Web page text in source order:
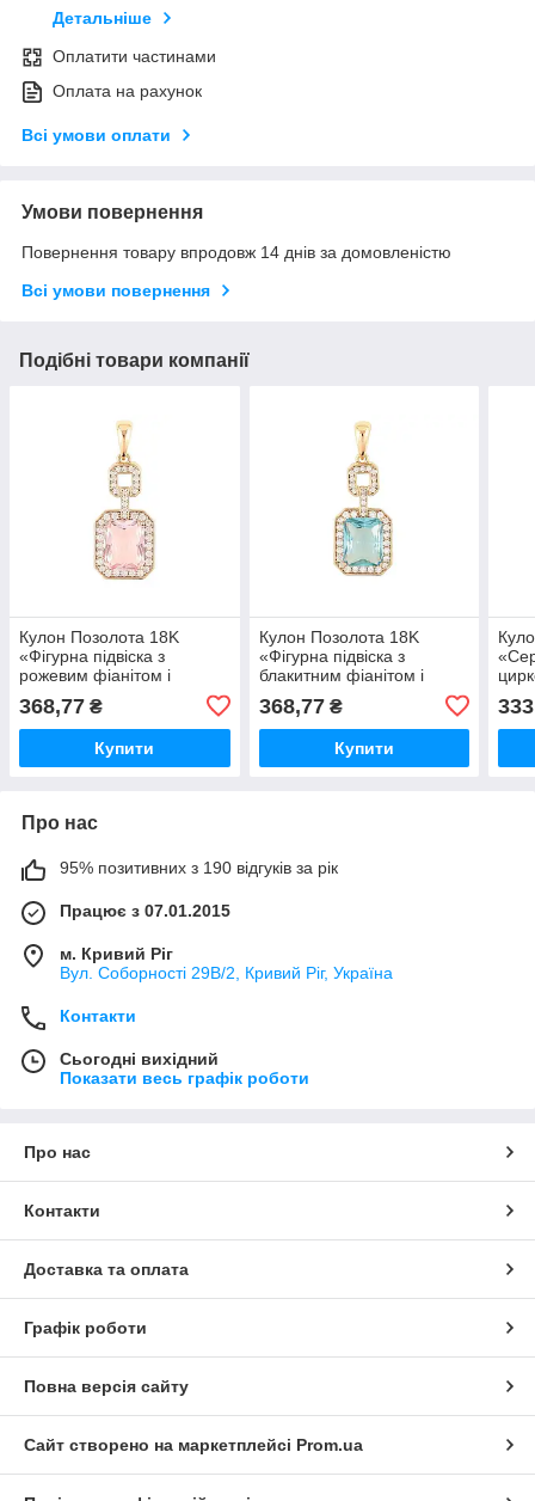
Детальніше
Оплатити частинами
Оплата на рахунок
Всі умови оплати
Умови повернення
Повернення товару впродовж 14 днів за домовленістю
Всі умови повернення
Подібні товари компанії
Кулон Позолота 18K
«Фігурна підвіска з
рожевим фіанітом і
цирконієм» для ланцюжка
до 6мм (262212) ТМ
XUPING
368,77 ₴
Купити
Кулон Позолота 18K
«Фігурна підвіска з
блакитним фіанітом і
цирконієм» для ланцюжка
до 6мм (262216) ТМ
XUPING
368,77₴
Купити
Про нас
95% позитивних з 190 відгуків за рік
Працює з 07.01.2015
м. Кривий Ріг
Вул. Соборності 29В/2, Кривий Ріг, Україна
Контакти
Сьогодні вихідний
Показати весь графік роботи
Про нас
Контакти
Доставка та оплата
Графік роботи
Повна версія сайту
Сайт створено на маркетплейсі Prom.ua